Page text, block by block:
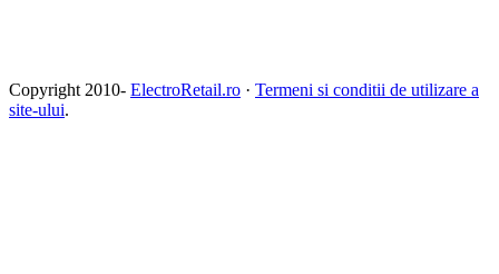
Copyright 2010- ElectroRetail.ro · Termeni si conditii de utilizare a
site-ului.